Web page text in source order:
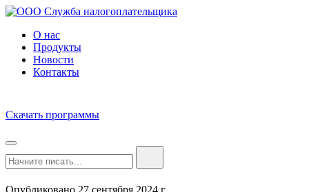
О нас
Продукты
Новости
Контакты
Скачать программы
Опубликовано 27 сентября 2024 г.